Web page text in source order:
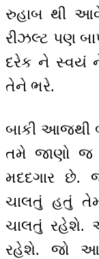
રુહાબ થી
રીઝલ્ટ પણ
દરેક ને સ્વયં
તેને ભરે.
બાકી આજથી
તમે જાણો જ
મદદગાર છે.
ચાલતું હતું
ચાલતું રહેશે.
રહેશે. જો